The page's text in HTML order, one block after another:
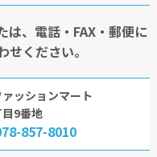
、電話・FAX・郵便に
せください。
ッションマート
9番地
857-8010